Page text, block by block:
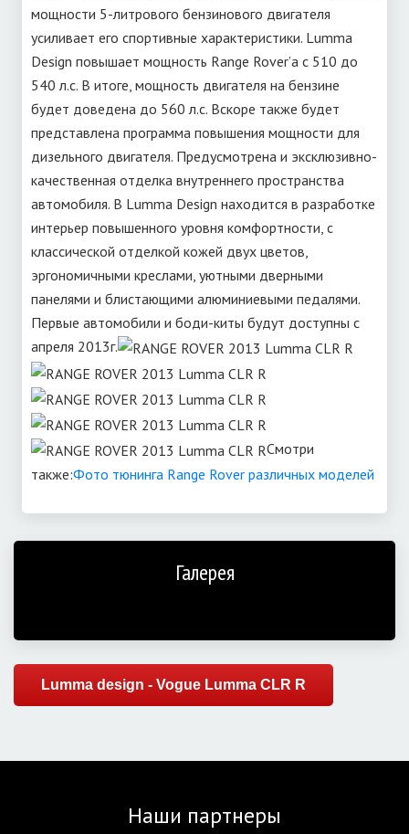
мощности 5-литрового бензинового двигателя
усиливает его спортивные характеристики. Lumma
Design повышает мощность Range Rover’а с 510 до
540 л.с. В итоге, мощность двигателя на бензине
будет доведена до 560 л.с. Вскоре также будет
представлена программа повышения мощности для
дизельного двигателя. Предусмотрена и эксклюзивно-
качественная отделка внутреннего пространства
автомобиля. В Lumma Design находится в разработке
интерьер повышенного уровня комфортности, с
классической отделкой кожей двух цветов,
эргономичными креслами, уютными дверными
панелями и блистающими алюминиевыми педалями.
Первые автомобили и боди-киты будут доступны с
апреля 2013г.
Смотри
также:Фото тюнинга Range Rover различных моделей
Галерея
Lumma design - Vogue Lumma CLR R
Наши партнеры